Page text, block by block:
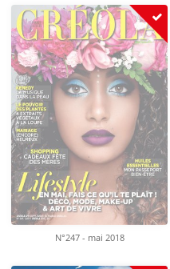
N°247 - mai 2018